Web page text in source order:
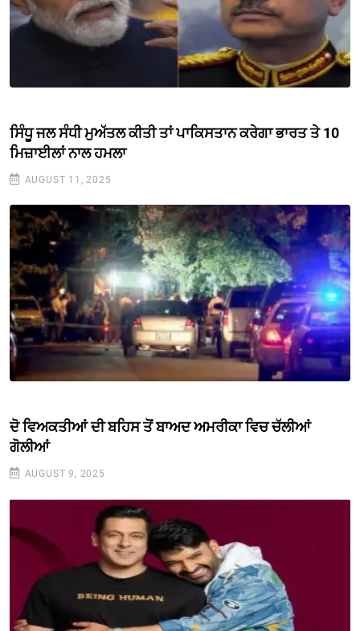
ਸਿੰਧੂ ਜਲ ਸੰਧੀ ਮੁਅੱਤਲ ਕੀਤੀ ਤਾਂ ਪਾਕਿਸਤਾਨ ਕਰੇਗਾ ਭਾਰਤ ਤੇ 10
ਮਿਜ਼ਾਈਲਾਂ ਨਾਲ ਹਮਲਾ
AUGUST 11, 2025
ਦੋ ਵਿਅਕਤੀਆਂ ਦੀ ਬਹਿਸ ਤੋਂ ਬਾਅਦ ਅਮਰੀਕਾ ਵਿਚ ਚੱਲੀਆਂ
ਗੋਲੀਆਂ
AUGUST 9, 2025